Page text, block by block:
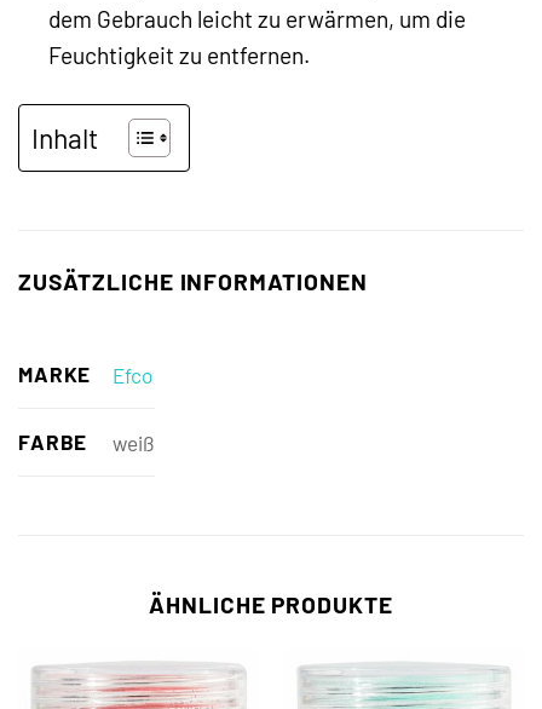
dem Gebrauch leicht zu erwärmen, um die
Feuchtigkeit zu entfernen.
Inhalt
ZUSÄTZLICHE INFORMATIONEN
MARKE Efco
FARBE weiß
ÄHNLICHE PRODUKTE